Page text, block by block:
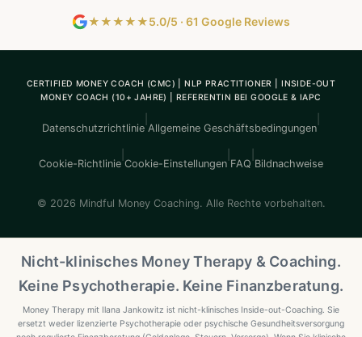
★★★★★5.0/5 · 61 Google Reviews
CERTIFIED MONEY COACH (CMC) | NLP PRACTITIONER | INSIDE-OUT
MONEY COACH (10+ JAHRE) | REFERENTIN BEI GOOGLE & IAPC
Datenschutzrichtlinie Allgemeine Geschäftsbedingungen
Cookie-Richtlinie Cookie-Einstellungen FAQ Bildnachweise
© 2026 Mindful Money Coaching. Alle Rechte vorbehalten.
Nicht-klinisches Money Therapy & Coaching.
Keine Psychotherapie. Keine Finanzberatung.
Money Therapy mit Ilana Jankowitz ist nicht-klinisches Inside-out-Coaching. Sie
ersetzt weder lizenzierte Psychotherapie oder psychische Gesundheitsversorgung